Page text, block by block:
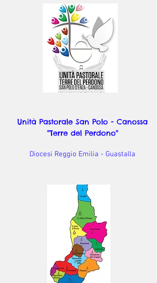
Unità Pastorale San Polo - Canossa
"Terre del Perdono"
Diocesi Reggio Emilia - Guastalla